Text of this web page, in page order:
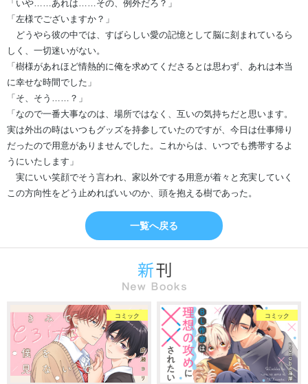
「いや……あれは……その、例外だろ？」
「左様でございますか？」
どうやら彼の中では、すばらしい愛の記憶として脳に刻まれているら
しく、一切迷いがない。
「樹様があれほど情熱的に俺を求めてくださるとは思わず、あれは本当
に幸せな時間でした」
「そ、そう……？」
「なので一番大事なのは、場所ではなく、互いの気持ちだと思います。
実は外出の時はいつもグッズを持参していたのですが、今日は仕事帰り
だったので用意がありませんでした。これからは、いつでも携帯するよ
うにいたします」
実にいい笑顔でそう言われ、家以外でする用意が着々と充実していく
この方向性をどう止めればいいのか、頭を抱える樹であった。
一覧へ戻る
コミック コミック